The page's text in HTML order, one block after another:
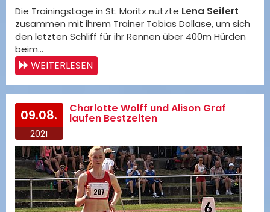
Die Trainingstage in St. Moritz nutzte Lena Seifert
zusammen mit ihrem Trainer Tobias Dollase, um sich
den letzten Schliff für ihr Rennen über 400m Hürden
beim…
WEITERLESEN
09.08.
2021
Charlotte Wolff und Alison Graf
laufen Bestzeiten